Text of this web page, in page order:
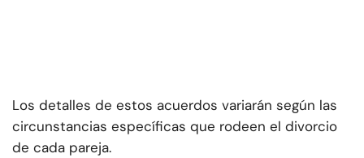
Los detalles de estos acuerdos variarán según las
circunstancias específicas que rodeen el divorcio
de cada pareja.